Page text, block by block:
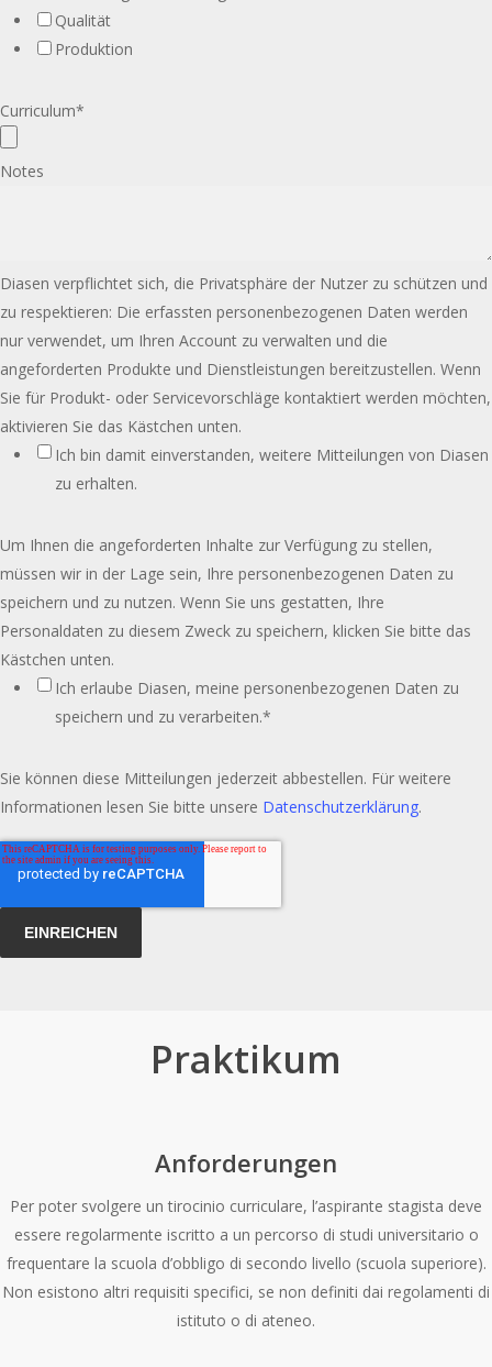
Qualität
Produktion
Curriculum*
Notes
Diasen verpflichtet sich, die Privatsphäre der Nutzer zu schützen und
zu respektieren: Die erfassten personenbezogenen Daten werden
nur verwendet, um Ihren Account zu verwalten und die
angeforderten Produkte und Dienstleistungen bereitzustellen. Wenn
Sie für Produkt- oder Servicevorschläge kontaktiert werden möchten,
aktivieren Sie das Kästchen unten.
Ich bin damit einverstanden, weitere Mitteilungen von Diasen
zu erhalten.
Um Ihnen die angeforderten Inhalte zur Verfügung zu stellen,
müssen wir in der Lage sein, Ihre personenbezogenen Daten zu
speichern und zu nutzen. Wenn Sie uns gestatten, Ihre
Personaldaten zu diesem Zweck zu speichern, klicken Sie bitte das
Kästchen unten.
Ich erlaube Diasen, meine personenbezogenen Daten zu
speichern und zu verarbeiten.*
Sie können diese Mitteilungen jederzeit abbestellen. Für weitere
Informationen lesen Sie bitte unsere Datenschutzerklärung.
Praktikum
Anforderungen
Per poter svolgere un tirocinio curriculare, l’aspirante stagista deve
essere regolarmente iscritto a un percorso di studi universitario o
frequentare la scuola d’obbligo di secondo livello (scuola superiore).
Non esistono altri requisiti specifici, se non definiti dai regolamenti di
istituto o di ateneo.